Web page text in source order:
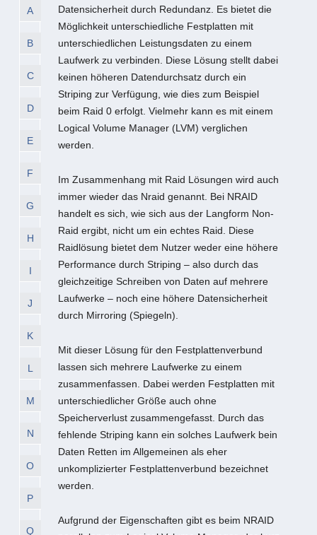
A
B
C
D
E
F
G
H
I
J
K
L
M
N
O
P
Q
Datensicherheit durch Redundanz. Es bietet die
Möglichkeit unterschiedliche Festplatten mit
unterschiedlichen Leistungsdaten zu einem
Laufwerk zu verbinden. Diese Lösung stellt dabei
keinen höheren Datendurchsatz durch ein
Striping zur Verfügung, wie dies zum Beispiel
beim Raid 0 erfolgt. Vielmehr kann es mit einem
Logical Volume Manager (LVM) verglichen
werden.
Im Zusammenhang mit Raid Lösungen wird auch
immer wieder das Nraid genannt. Bei NRAID
handelt es sich, wie sich aus der Langform Non-
Raid ergibt, nicht um ein echtes Raid. Diese
Raidlösung bietet dem Nutzer weder eine höhere
Performance durch Striping – also durch das
gleichzeitige Schreiben von Daten auf mehrere
Laufwerke – noch eine höhere Datensicherheit
durch Mirroring (Spiegeln).
Mit dieser Lösung für den Festplattenverbund
lassen sich mehrere Laufwerke zu einem
zusammenfassen. Dabei werden Festplatten mit
unterschiedlicher Größe auch ohne
Speicherverlust zusammengefasst. Durch das
fehlende Striping kann ein solches Laufwerk bein
Daten Retten im Allgemeinen als eher
unkomplizierter Festplattenverbund bezeichnet
werden.
Aufgrund der Eigenschaften gibt es beim NRAID